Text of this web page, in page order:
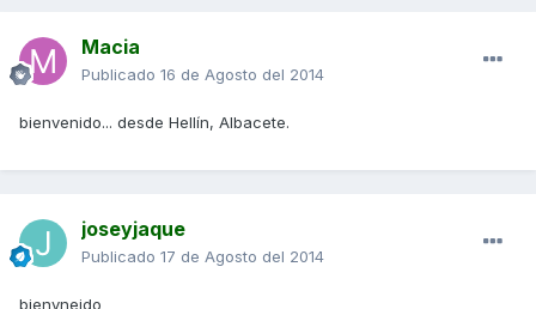
Macia
Publicado 16 de Agosto del 2014
bienvenido... desde Hellín, Albacete.
joseyjaque
Publicado 17 de Agosto del 2014
bienvneido